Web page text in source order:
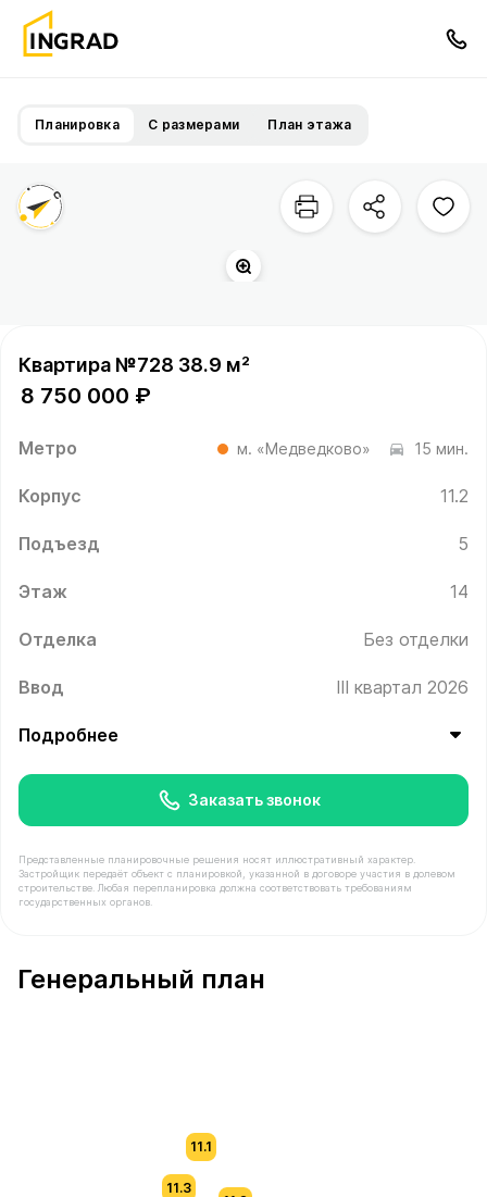
Планировка С размерами План этажа
Квартира №728 38.9 м²
8 750 000 ₽
Метро м. «Медведково» 15 мин.
Корпус 11.2
Подъезд 5
Этаж 14
Отделка Без отделки
Ввод III квартал 2026
Подробнее
Заказать звонок
Представленные планировочные решения носят иллюстративный характер.
Застройщик передаёт объект с планировкой, указанной в договоре участия в долевом
строительстве. Любая перепланировка должна соответствовать требованиям
государственных органов.
Генеральный план
11.3
11.1